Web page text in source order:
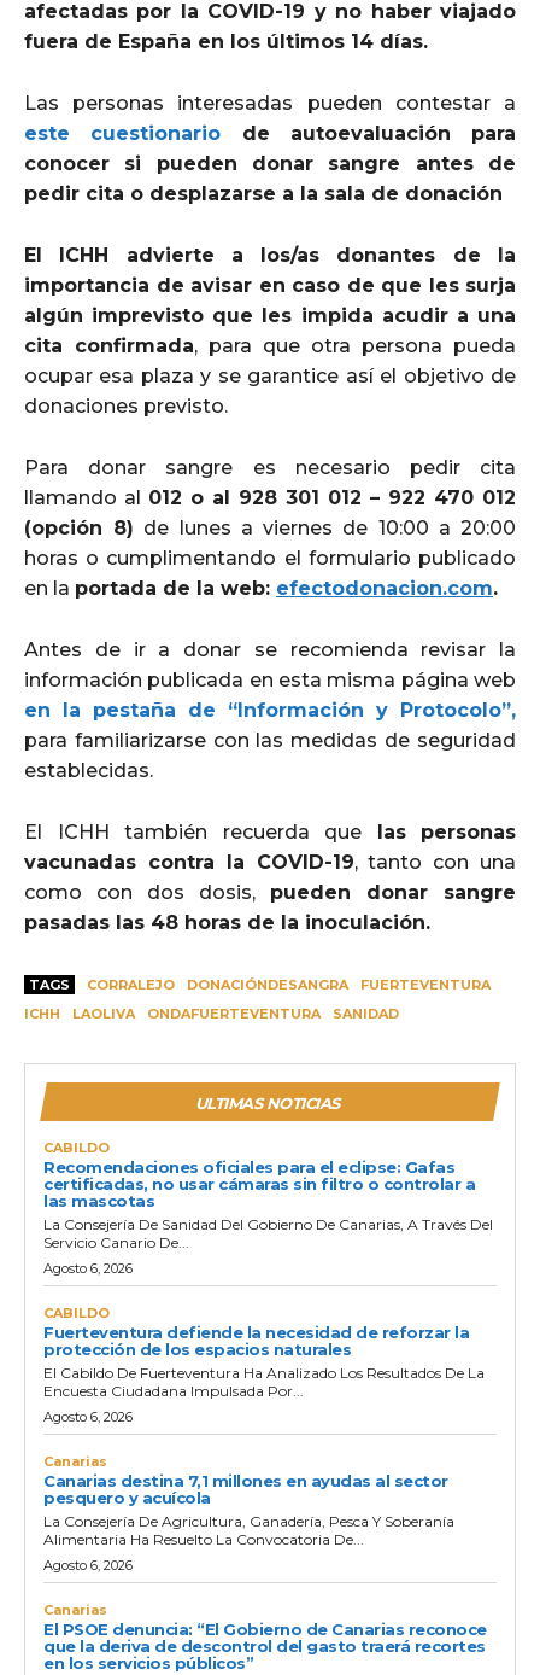
afectadas por la COVID-19 y no haber viajado
fuera de España en los últimos 14 días.
Las personas interesadas pueden contestar a
este cuestionario de autoevaluación para
conocer si pueden donar sangre antes de
pedir cita o desplazarse a la sala de donación
El ICHH advierte a los/as donantes de la
importancia de avisar en caso de que les surja
algún imprevisto que les impida acudir a una
cita confirmada, para que otra persona pueda
ocupar esa plaza y se garantice así el objetivo de
donaciones previsto.
Para donar sangre es necesario pedir cita
llamando al 012 o al 928 301 012 – 922 470 012
(opción 8) de lunes a viernes de 10:00 a 20:00
horas o cumplimentando el formulario publicado
en la portada de la web: efectodonacion.com.
Antes de ir a donar se recomienda revisar la
información publicada en esta misma página web
en la pestaña de “Información y Protocolo”,
para familiarizarse con las medidas de seguridad
establecidas.
El ICHH también recuerda que las
personas
vacunadas contra la COVID-19, tanto con una
como con dos dosis, pueden donar sangre
pasadas las 48 horas de la inoculación.
TAGS CORRALEJO DONACIÓNDESANGRA
FUERTEVENTURA
ICHH
LAOLIVA ONDAFUERTEVENTURA SANIDAD
ULTIMAS NOTICIAS
CABILDO
Recomendaciones oficiales para el eclipse: Gafas
certificadas, no usar cámaras sin filtro o controlar a
las mascotas
La Consejería De Sanidad Del Gobierno De Canarias, A Través Del
Servicio Canario De...
Agosto 6, 2026
CABILDO
Fuerteventura defiende la necesidad de reforzar la
protección de los espacios naturales
El Cabildo De Fuerteventura Ha Analizado Los Resultados De La
Encuesta Ciudadana Impulsada Por...
Agosto 6, 2026
Canarias
Canarias destina 7,1 millones en ayudas al sector
pesquero y acuícola
La Consejería De Agricultura, Ganadería, Pesca Y Soberanía
Alimentaria Ha Resuelto La Convocatoria De...
Agosto 6, 2026
Canarias
El PSOE denuncia: “El Gobierno de Canarias reconoce
que la deriva de descontrol del gasto traerá recortes
en los servicios públicos”